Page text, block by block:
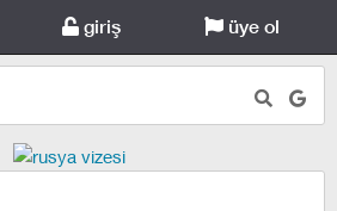
giriş üye ol